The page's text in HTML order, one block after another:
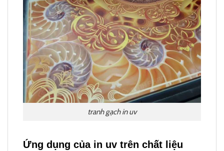
tranh gạch in uv
Ứng dụng của in uv trên chất liệu